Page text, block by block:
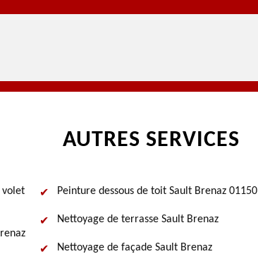
AUTRES SERVICES
volet
Peinture dessous de toit Sault Brenaz 01150
Nettoyage de terrasse Sault Brenaz
Nettoyage de façade Sault Brenaz